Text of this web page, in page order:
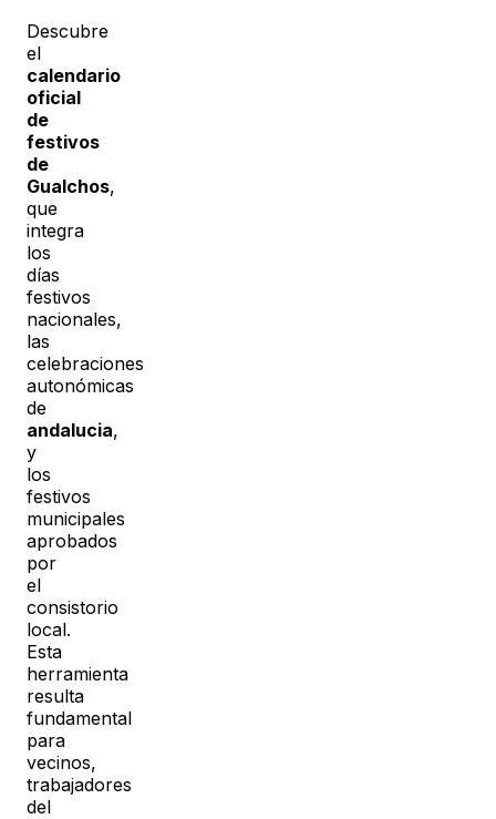
Descubre
el
calendario
oficial
de
festivos
de
Gualchos,
que
integra
los
días
festivos
nacionales,
las
celebraciones
autonómicas
de
andalucia,
y
los
festivos
municipales
aprobados
por
el
consistorio
local.
Esta
herramienta
resulta
fundamental
para
vecinos,
trabajadores
del